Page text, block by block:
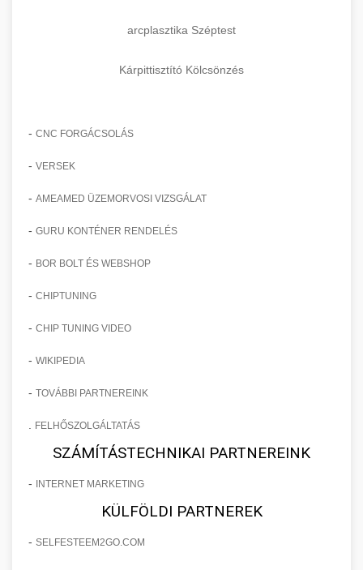
arcplasztika Széptest
Kárpittisztító Kölcsönzés
- CNC FORGÁCSOLÁS
- VERSEK
- AMEAMED ÜZEMORVOSI VIZSGÁLAT
- GURU KONTÉNER RENDELÉS
- BOR BOLT ÉS WEBSHOP
- CHIPTUNING
- CHIP TUNING VIDEO
- WIKIPEDIA
- TOVÁBBI PARTNEREINK
FELHŐSZOLGÁLTATÁS
SZÁMÍTÁSTECHNIKAI PARTNEREINK
- INTERNET MARKETING
KÜLFÖLDI PARTNEREK
- SELFESTEEM2GO.COM